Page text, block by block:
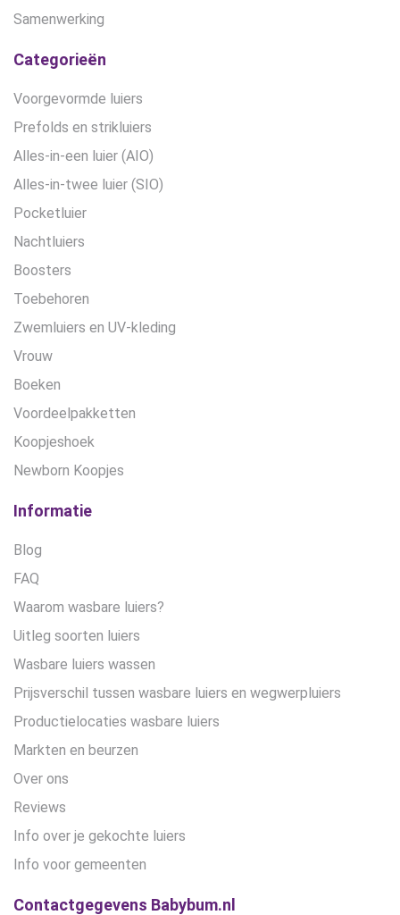
Samenwerking
Categorieën
Voorgevormde luiers
Prefolds en strikluiers
Alles-in-een luier (AIO)
Alles-in-twee luier (SIO)
Pocketluier
Nachtluiers
Boosters
Toebehoren
Zwemluiers en UV-kleding
Vrouw
Boeken
Voordeelpakketten
Koopjeshoek
Newborn Koopjes
Informatie
Blog
FAQ
Waarom wasbare luiers?
Uitleg soorten luiers
Wasbare luiers wassen
Prijsverschil tussen wasbare luiers en wegwerpluiers
Productielocaties wasbare luiers
Markten en beurzen
Over ons
Reviews
Info over je gekochte luiers
Info voor gemeenten
Contactgegevens Babybum.nl